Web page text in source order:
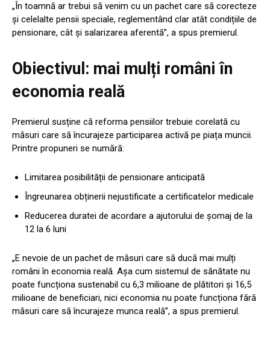
„În toamnă ar trebui să venim cu un pachet care să corecteze
și celelalte pensii speciale, reglementând clar atât condițiile de
pensionare, cât și salarizarea aferentă”, a spus premierul.
Obiectivul: mai mulți români în
economia reală
Premierul susține că reforma pensiilor trebuie corelată cu
măsuri care să încurajeze participarea activă pe piața muncii.
Printre propuneri se numără:
Limitarea posibilității de pensionare anticipată
Îngreunarea obținerii nejustificate a certificatelor medicale
Reducerea duratei de acordare a ajutorului de șomaj de la
12 la 6 luni
„E nevoie de un pachet de măsuri care să ducă mai mulți
români în economia reală. Așa cum sistemul de sănătate nu
poate funcționa sustenabil cu 6,3 milioane de plătitori și 16,5
milioane de beneficiari, nici economia nu poate funcționa fără
măsuri care să încurajeze munca reală”, a spus premierul.